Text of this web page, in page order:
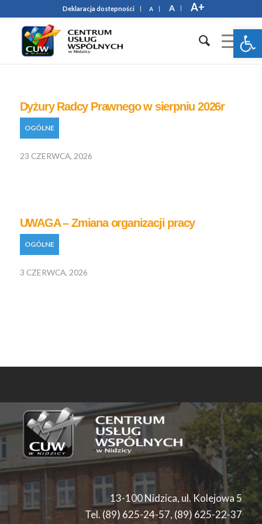
Deklaracja dostepności A A A+
Dyżury Radcy Prawnego w sierpniu 2026r
OGÓLNE
23 CZERWCA, 2026
UWAGA – Zmiana organizacji pracy
OGÓLNE
3 CZERWCA, 2026
13-100 Nidzica, ul. Kolejowa 5
Tel. (89) 625-24-57, (89) 625-22-37